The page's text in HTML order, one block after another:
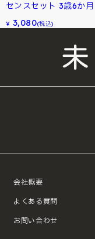
センスセット 3歳6か月
¥ 3,080(税込)
会社概要
よくある質問
お問い合わせ